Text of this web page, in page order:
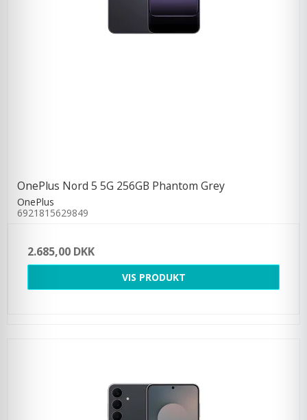
OnePlus Nord 5 5G 256GB Phantom Grey
OnePlus
6921815629849
2.685,00 DKK
VIS PRODUKT